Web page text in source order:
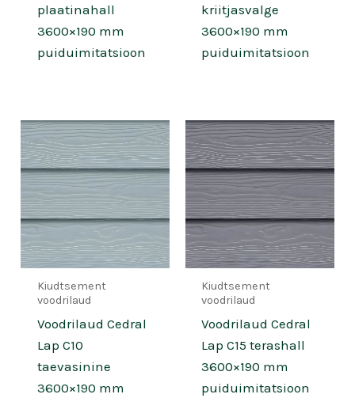
plaatinahall
3600×190 mm
puiduimitatsioon
kriitjasvalge
3600×190 mm
puiduimitatsioon
Kiudtsement
voodrilaud
Voodrilaud Cedral
Lap C10
taevasinine
3600×190 mm
Kiudtsement
voodrilaud
Voodrilaud Cedral
Lap C15 terashall
3600×190 mm
puiduimitatsioon